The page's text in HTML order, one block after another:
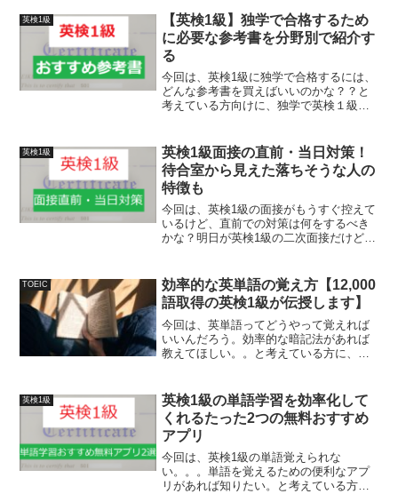
英検1級
【英検1級】独学で合格するため
に必要な参考書を分野別で紹介す
る
今回は、英検1級に独学で合格するには、
どんな参考書を買えばいいのかな？？と
考えている方向けに、独学で英検１級に
の中でも最高級かつ憧れの資格なのでは
ないでしょうか。私も英...
英検1級
英検1級面接の直前・当日対策！
待合室から見えた落ちそうな人の
特徴も
今回は、英検1級の面接がもうすぐ控えて
いるけど、直前での対策は何をするべき
かな？明日が英検1級の二次面接だけど、
る方向けに、英検1級面接の直前対策と落
ちそうな人の特徴に...
TOEIC
効率的な英単語の覚え方【12,000
語取得の英検1級が伝授します】
今回は、英単語ってどうやって覚えれば
いいんだろう。効率的な暗記法があれば
教えてほしい。。と考えている方に、効
イートをしました。ちなみに私ですが、
留学経験なしで英検1級や...
英検1級
英検1級の単語学習を効率化して
くれるたった2つの無料おすすめ
アプリ
今回は、英検1級の単語覚えられな
い。。。単語を覚えるための便利なアプ
リがあれば知りたい。と考えている方向